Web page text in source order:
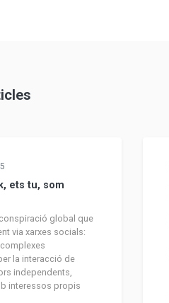
ets tu, som
global que
via xarxes socials:
la interacció de
independents,
interessos propis